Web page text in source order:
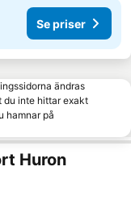
Se priser
ändras
du inte hittar exakt
hamnar på
Huron